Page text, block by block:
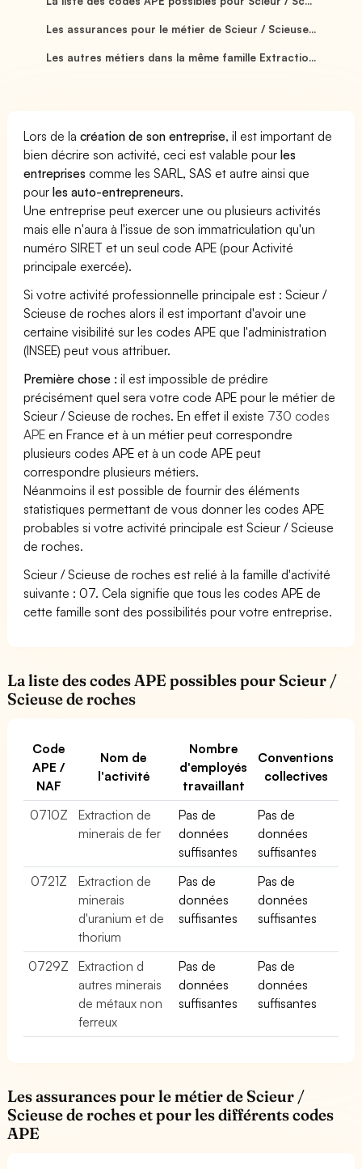
Les assurances pour le métier de Scieur / Scieuse...
Les autres métiers dans la même famille Extractio...
Lors de lacréation de son entreprise, il est important de
bien décrire son activité, ceci est valable pourles
entreprises comme les SARL, SAS et autre ainsi que
pourles auto-entrepreneurs.
Une entreprise peut exercer une ou plusieurs activités
mais elle n'aura à l'issue de son immatriculation qu'un
numéro SIRET et un seul code APE (pour Activité
principale exercée).
Si votre activité professionnelle principale est : Scieur /
Scieuse de roches alors il est important d'avoir une
certaine visibilité sur les codes APE que l'administration
(INSEE) peut vous attribuer.
Première chose : il est impossible de prédire
précisément quel sera votre code APE pour le métier de
Scieur / Scieuse de roches. En effet il existe 730 codes
APE en France et à un métier peut correspondre
plusieurs codes APE et à un code APE peut
correspondre plusieurs métiers.
Néanmoins il est possible de fournir des éléments
statistiques permettant de vous donner les codes APE
probables si votre activité principale est Scieur / Scieuse
de roches.
Scieur / Scieuse de roches est relié à la famille d'activité
suivante : 07. Cela signifie que tous les codes APE de
cette famille sont des possibilités pour votre entreprise.
La liste des codes APE possibles pour Scieur /
Scieuse de roches
Code
APE /
NAF
Nom de
l'activité
Nombre
d'employés
travaillant
Conventions
collectives
0710Z
Extraction de
minerais de fer
Pas de
données
suffisantes
Pas de
données
suffisantes
0721Z
Extraction de
minerais
d'uranium et de
thorium
Pas de
données
suffisantes
Pas de
données
suffisantes
0729Z
Extraction d
autres minerais
de métaux non
ferreux
Pas de
données
suffisantes
Pas de
données
suffisantes
Les assurances pour le métier de Scieur /
Scieuse de roches et pour les différents codes
APE